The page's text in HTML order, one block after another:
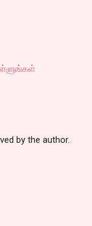
by the author.